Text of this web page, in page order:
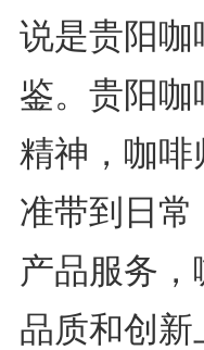
说是贵阳
鉴。贵阳咖
精神，咖
准带到日
产品服务
品质和创